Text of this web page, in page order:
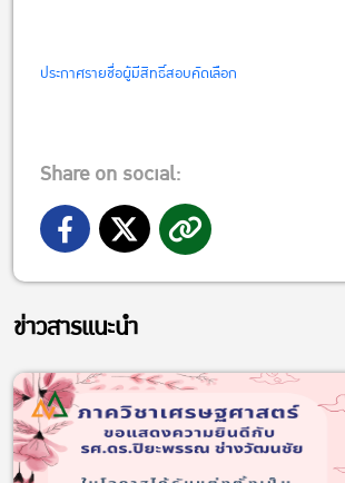
ประกาศรายชื่อผู้มีสิทธิ์สอบคัดเลือก
Share on social:
ข่าวสารแนะนำ